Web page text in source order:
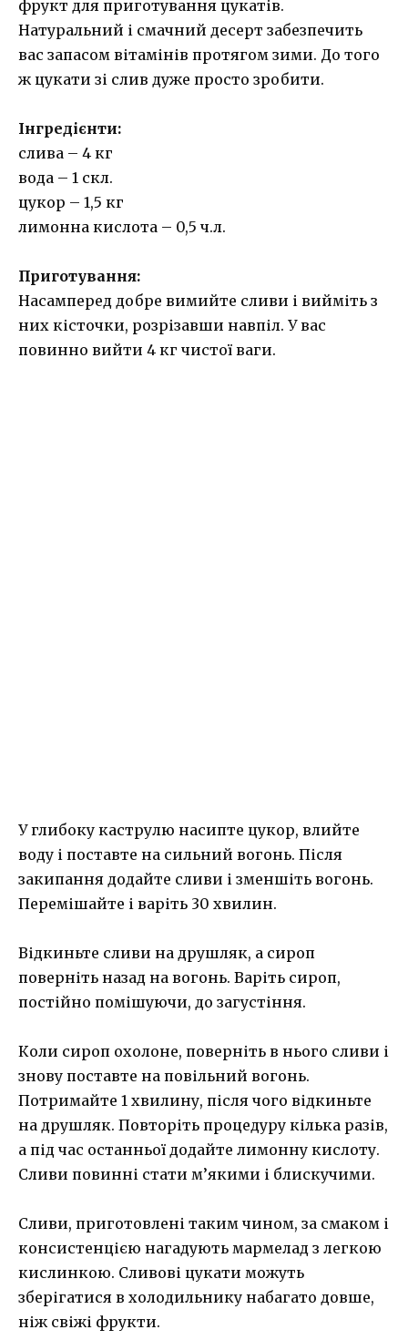
фрукт для приготування цукатів.
Натуральний і смачний десерт забезпечить
вас запасом вітамінів протягом зими. До того
ж цукати зі слив дуже просто зробити.
Інгредієнти:
слива – 4 кг
вода – 1 скл.
цукор – 1,5 кг
лимонна кислота – 0,5 ч.л.
Приготування:
Насамперед добре вимийте сливи і вийміть з
них кісточки, розрізавши навпіл. У вас
повинно вийти 4 кг чистої ваги.
У глибоку каструлю насипте цукор, влийте
воду і поставте на сильний вогонь. Після
закипання додайте сливи і зменшіть вогонь.
Перемішайте і варіть 30 хвилин.
Відкиньте сливи на друшляк, а сироп
поверніть назад на вогонь. Варіть сироп,
постійно помішуючи, до загустіння.
Коли сироп охолоне, поверніть в нього сливи і
знову поставте на повільний вогонь.
Потримайте 1 хвилину, після чого відкиньте
на друшляк. Повторіть процедуру кілька разів,
а під час останньої додайте лимонну кислоту.
Сливи повинні стати м’якими і блискучими.
Сливи, приготовлені таким чином, за смаком і
консистенцією нагадують мармелад з легкою
кислинкою. Сливові цукати можуть
зберігатися в холодильнику набагато довше,
ніж свіжі фрукти.